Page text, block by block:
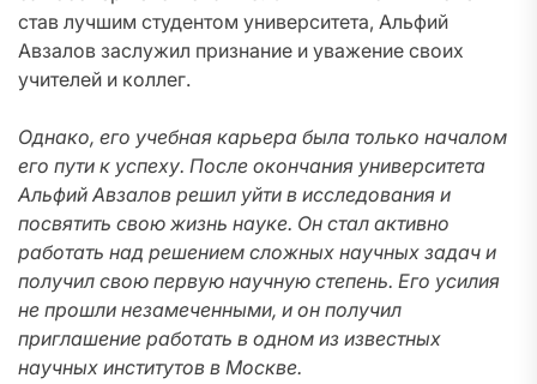
став лучшим студентом университета, Альфий
Авзалов заслужил признание и уважение своих
учителей и коллег.
Однако, его учебная карьера была только началом
его пути к успеху. После окончания университета
Альфий Авзалов решил уйти в исследования и
посвятить свою жизнь науке. Он стал активно
работать над решением сложных научных задач и
получил свою первую научную степень. Его усилия
не прошли незамеченными, и он получил
приглашение работать в одном из известных
научных институтов в Москве.